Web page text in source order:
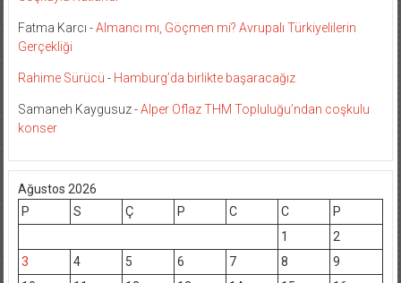
Fatma Karcı -Almancı mı, Göçmen mi? Avrupalı Türkiyelilerin
Gerçekliği
Rahime Sürücü - Hamburg’da birlikte başaracağız
Samaneh Kaygusuz-Alper Oflaz THM Topluluğu’ndan coşkulu
konser
Ağustos 2026
P
S Ç P C C
P
1
2
3
4 5 6 7 8
9